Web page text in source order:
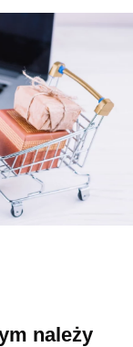
należy